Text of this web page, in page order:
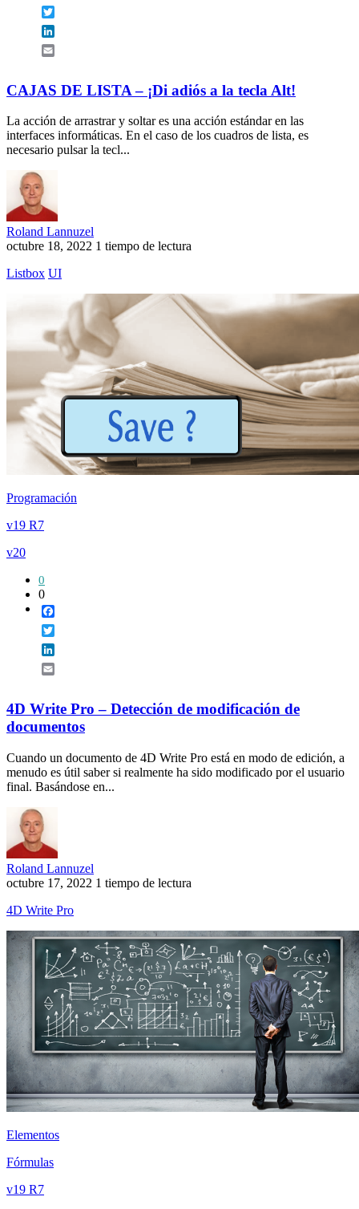
CAJAS DE LISTA – ¡Di adiós a la tecla Alt!
La acción de arrastrar y soltar es una acción estándar en las
interfaces informáticas. En el caso de los cuadros de lista, es
necesario pulsar la tecl...
Roland Lannuzel
octubre 18, 2022 1 tiempo de lectura
Listbox UI
Programación
v19 R7
v20
0
0
4D Write Pro – Detección de modificación de
documentos
Cuando un documento de 4D Write Pro está en modo de edición, a
menudo es útil saber si realmente ha sido modificado por el usuario
final. Basándose en...
Roland Lannuzel
octubre 17, 2022 1 tiempo de lectura
4D Write Pro
Elementos
Fórmulas
v19 R7